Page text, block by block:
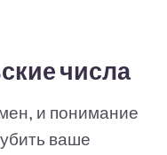
числа
и понимание
ваше